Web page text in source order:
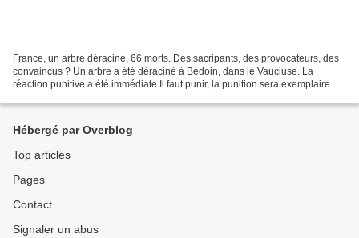
France, un arbre déraciné, 66 morts. Des sacripants, des provocateurs, des
convaincus ? Un arbre a été déraciné à Bédoin, dans le Vaucluse. La
réaction punitive a été immédiate.Il faut punir, la punition sera exemplaire.
Hébergé par Overblog
Top articles
Pages
Contact
Signaler un abus